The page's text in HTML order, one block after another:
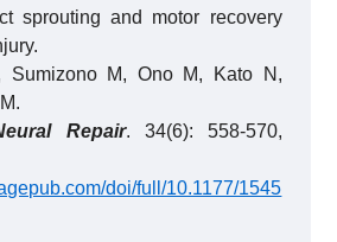
sprouting and motor recovery
Sumizono M, Ono M, Kato N,
Repair. 34(6): 558-570,
doi/full/10.1177/1545